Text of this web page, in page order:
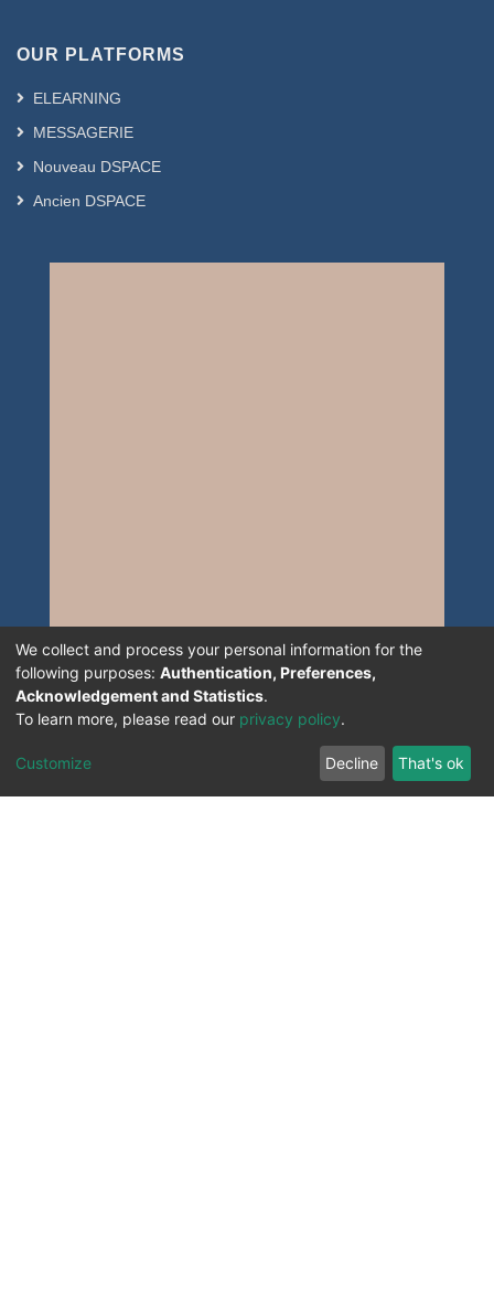
OUR PLATFORMS
ELEARNING
MESSAGERIE
Nouveau DSPACE
Ancien DSPACE
We collect and process your personal information for the
following purposes: Authentication, Preferences,
Acknowledgement and Statistics.
To learn more, please read our privacy policy.
Customize Decline That's ok